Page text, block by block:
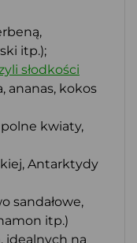
itp.);
słodkości
ananas, kokos
kwiaty,
Antarktydy
sandałowe,
itp.)
idealnych na